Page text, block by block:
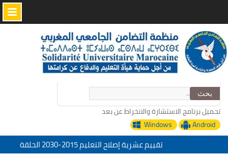
Skip
to
content
البحث
عن:
تحميل برنامج الاستشارة والانخراط عن بعد
Android
Windows
تقييم عشرية إصلاح التعليم 2015-2030 الحلقة